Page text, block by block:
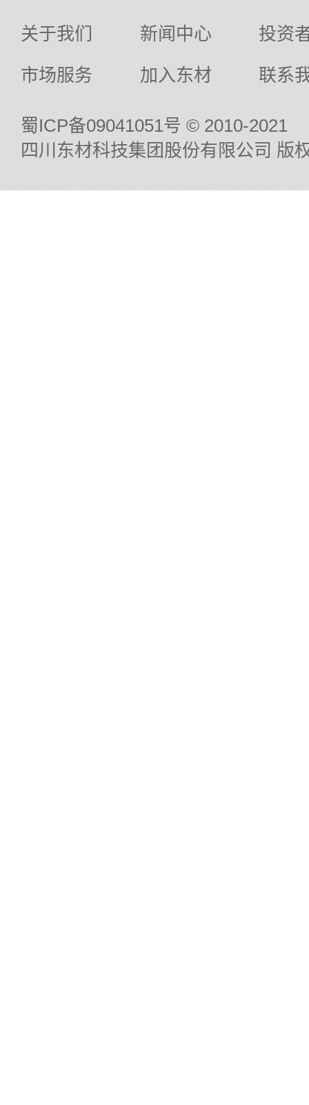
关于我们 新闻中心
投资
市场服务
加入东材 联系
蜀ICP备09041051号 © 2010-2021
四川东材科技集团股份有限公司 版